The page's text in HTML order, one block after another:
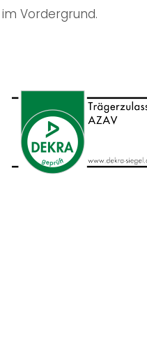
Vordergrund.